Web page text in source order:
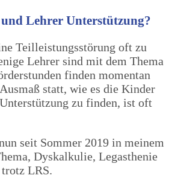
Lehrer Unterstützung?
Teilleistungsstörung oft zu
Lehrer sind mit dem Thema
finden momentan
statt, wie es die Kinder
zu finden, ist oft
seit Sommer 2019 in meinem
Dyskalkulie, Legasthenie
LRS.